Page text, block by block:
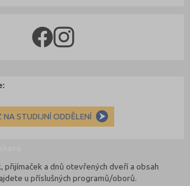
STUDIJNÍ ODDĚLENÍ
přijímaček a dnů otevřených dveří a obsah
u příslušných programů/oborů.